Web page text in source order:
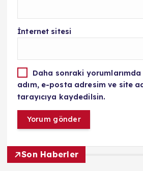
İnternet sitesi
Daha sonraki yorumlarımda
adım, e-posta adresim ve site
tarayıcıya kaydedilsin.
Son Haberler